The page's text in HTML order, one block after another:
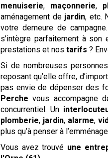
menuiserie, maçonnerie,
aménagement de jardin, etc.
votre demeure de
s’intègre parfaitement à
prestations et nostarifs ?
Si de nombreuses
reposant qu’elle offre,
pas envie de dépenser des
Perche vous accompagne
concurrentiel. Un
plomberie, jardin, alarme,
plus qu’à penser à
Vous avez trouvé une